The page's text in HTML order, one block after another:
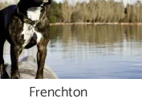
Frenchton